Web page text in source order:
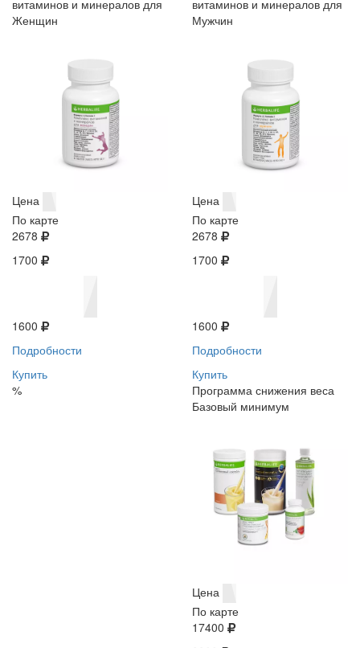
витаминов и минералов для
Женщин
Цена
По карте
2678
1700
1600
Подробности
Купить
%
витаминов и минералов для
Мужчин
Цена
По карте
2678
1700
1600
Подробности
Купить
Программа снижения веса
Базовый минимум
Цена
По карте
17400